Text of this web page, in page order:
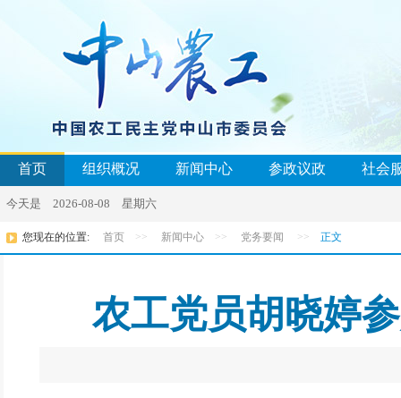
首页 组织概况 新闻中心 参政议政 社会
今天是 2026-08-08 星期六
您现在的位置: 首页 >> 新闻中心 >> 党务要闻 >> 正文
农工党员胡晓婷